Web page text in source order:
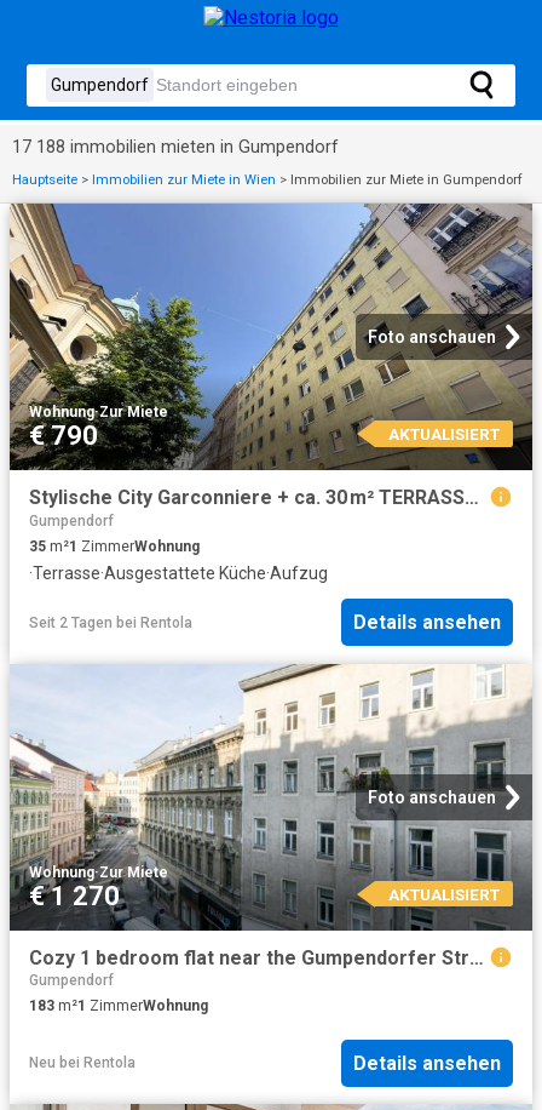
17 188 immobilien mieten in Gumpendorf
Hauptseite > Immobilien zur Miete in Wien > Immobilien zur Miete in Gumpendorf
Foto anschauen
Wohnung·Zur Miete
€ 790 AKTUALISIERT
Stylische City Garconniere + ca. 30 m² TERRASSE + RUHIG + nächst MARIAHILFER STRASSE + SONNIG!
Gumpendorf
35 m²1 ZimmerWohnung
·Terrasse·Ausgestattete Küche·Aufzug
Seit 2 Tagen bei Rentola Details ansehen
Foto anschauen
Wohnung·Zur Miete
€ 1 270 AKTUALISIERT
Cozy 1 bedroom flat near the Gumpendorfer Straße train station
Gumpendorf
183 m²1 ZimmerWohnung
Neu bei Rentola Details ansehen